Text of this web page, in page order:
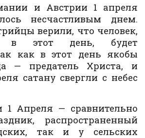
и Австрии 1 апреля
несчастливым днем.
верили, что человек,
в этот день, будет
как в этот день якобы
— предатель Христа, и
сатану свергли с небес
Апреля — сравнительно
распространенный
так и у сельских